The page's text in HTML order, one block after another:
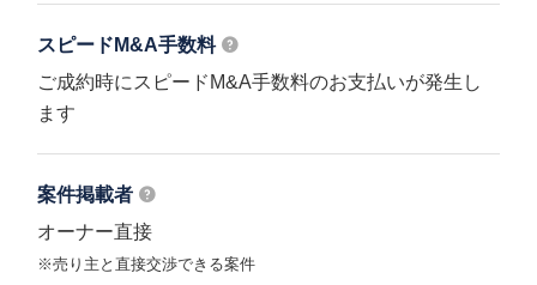
スピードM&A手数料
ご成約時にスピードM&A手数料のお支払いが発生し
ます
案件掲載者
オーナー直接
※売り主と直接交渉できる案件